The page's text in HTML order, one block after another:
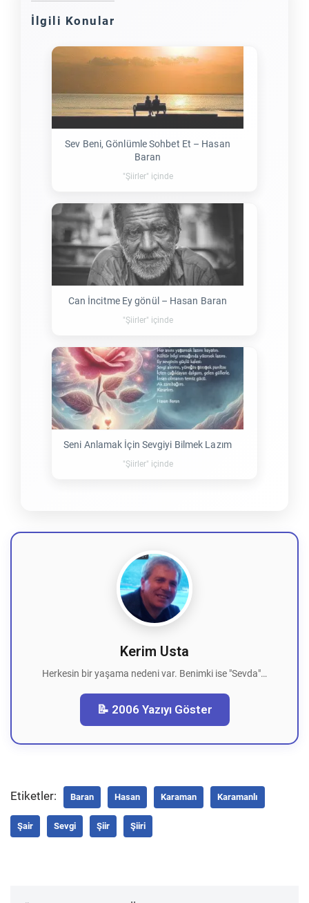
İlgili Konular
Sev Beni, Gönlümle Sohbet Et – Hasan
Baran
"Şiirler" içinde
Can İncitme Ey gönül – Hasan Baran
"Şiirler" içinde
Seni Anlamak İçin Sevgiyi Bilmek Lazım
"Şiirler" içinde
Kerim Usta
Herkesin bir yaşama nedeni var. Benimki ise "Sevda"…
📝 2006 Yazıyı Göster
Etiketler: Baran Hasan Karaman Karamanlı
Şair Sevgi Şiir Şiiri